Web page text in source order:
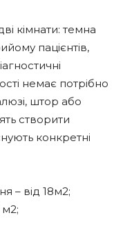
кімнати: темна
пацієнтів,
немає потрібно
штор або
створити
конкретні
– від 18м2;